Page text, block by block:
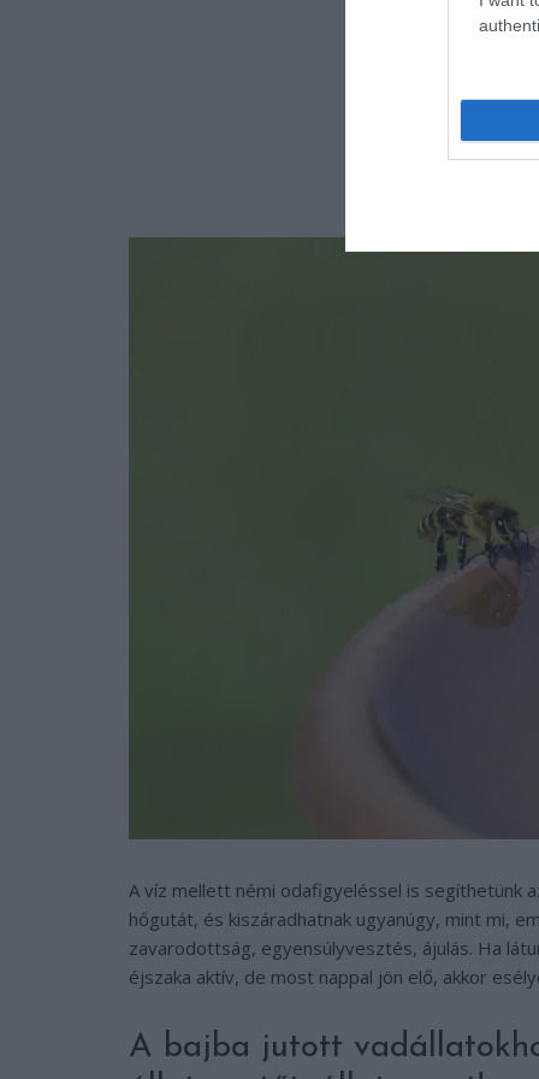
A víz mellett némi odafigyeléssel is segíthetünk
hőgutát, és kiszáradhatnak ugyanúgy, mint mi,
zavarodottság, egyensúlyvesztés, ájulás. Ha
éjszaka aktív, de most nappal jön elő, akkor
A bajba jutott